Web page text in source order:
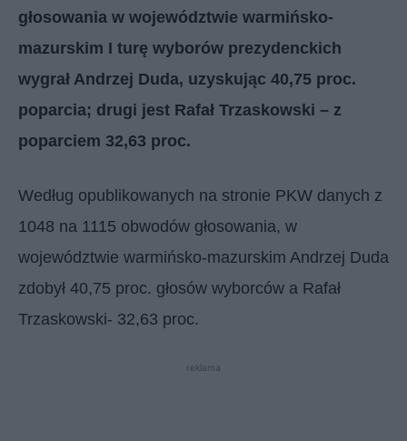
głosowania w województwie warmińsko-
mazurskim I turę wyborów prezydenckich
wygrał Andrzej Duda, uzyskując 40,75 proc.
poparcia; drugi jest Rafał Trzaskowski – z
poparciem 32,63 proc.
Według opublikowanych na stronie PKW danych z
1048 na 1115 obwodów głosowania, w
województwie warmińsko-mazurskim Andrzej Duda
zdobył 40,75 proc. głosów wyborców a Rafał
Trzaskowski- 32,63 proc.
reklama